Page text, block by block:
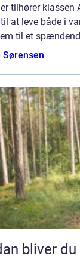
tilhører
at leve både i
til et
Sørensen
bliver